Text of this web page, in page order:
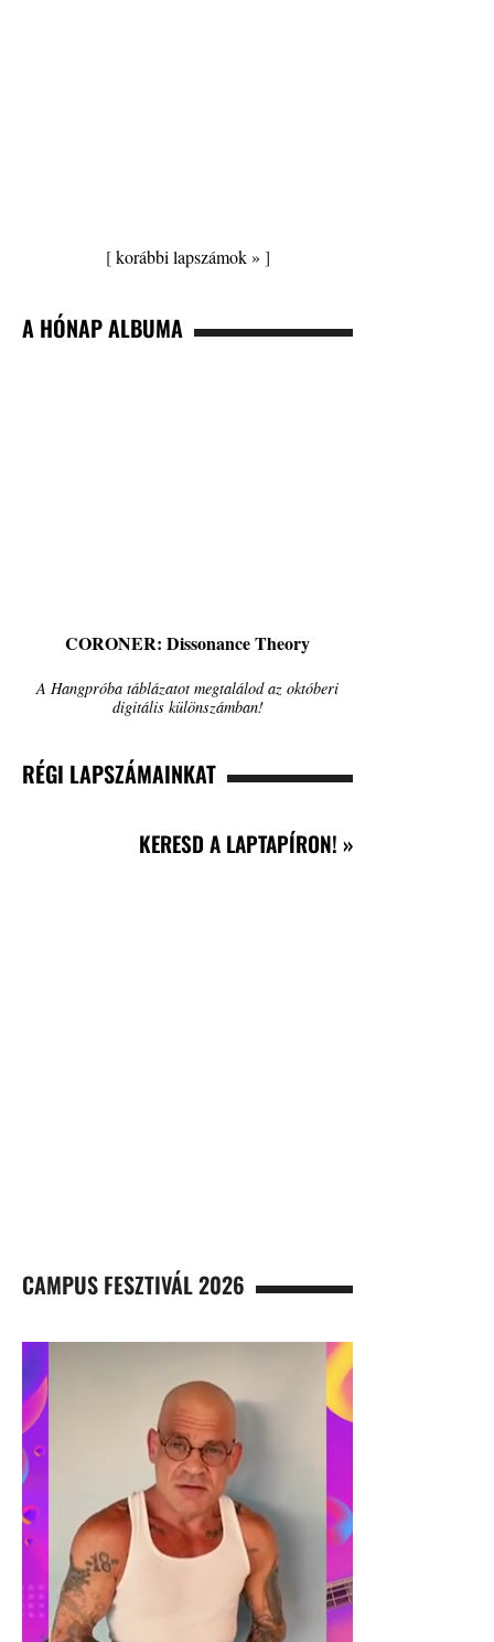
[korábbi lapszámok » ]
A HÓNAP ALBUMA
CORONER: Dissonance Theory
A Hangpróba táblázatot megtalálod az októberi
digitális különszámban!
RÉGI LAPSZÁMAINKAT
KERESD A LAPTAPÍRON! »
CAMPUS FESZTIVÁL 2026